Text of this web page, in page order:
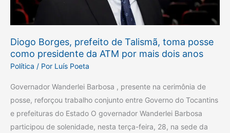
Diogo Borges, prefeito de Talismã, toma posse
como presidente da ATM por mais dois anos
Política / Por Luís Poeta
Governador Wanderlei Barbosa , presente na cerimônia de
posse, reforçou trabalho conjunto entre Governo do Tocantins
e prefeituras do Estado O governador Wanderlei Barbosa
participou de solenidade, nesta terça-feira, 28, na sede da
como
presidente
ATM
por
mais
dois
anos